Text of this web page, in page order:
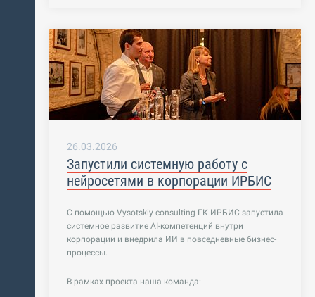
26.03.2026
Запустили системную работу с
нейросетями в корпорации ИРБИС
С помощью Vysotskiy consulting ГК ИРБИС запустила
системное развитие AI-компетенций внутри
корпорации и внедрила ИИ в повседневные бизнес-
процессы.
В рамках проекта наша команда: